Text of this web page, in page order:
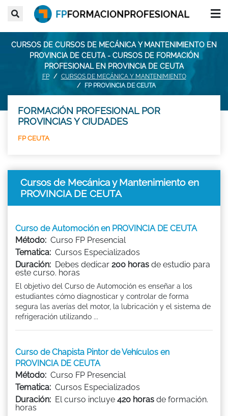
CURSOS DE CURSOS DE MECÁNICA Y MANTENIMIENTO EN
PROVINCIA DE CEUTA - CURSOS DE FORMACIÓN
PROFESIONAL EN PROVINCIA DE CEUTA
FP
CURSOS DE MECÁNICA Y MANTENIMIENTO
FP PROVINCIA DE CEUTA
FORMACIÓN PROFESIONAL POR
PROVINCIAS Y CIUDADES
FP CEUTA
Cursos de Mecánica y Mantenimiento en
PROVINCIA DE CEUTA
Curso de Automoción en PROVINCIA DE CEUTA
Método: Curso FP Presencial
Tematica: Cursos Especializados
Duración: Debes dedicar 200 horas de estudio para
este curso. horas
El objetivo del Curso de Automoción es enseñar a los
estudiantes cómo diagnosticar y controlar de forma
segura las averías del motor, la lubricación y el sistema de
refrigeración utilizando ...
Curso de Chapista Pintor de Vehículos en
PROVINCIA DE CEUTA
Método: Curso FP Presencial
Tematica: Cursos Especializados
Duración: El curso incluye 420 horas de formación.
horas